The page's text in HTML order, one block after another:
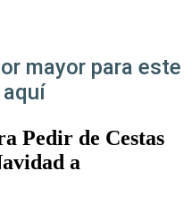
mayor para este
Pedir de Cestas
a